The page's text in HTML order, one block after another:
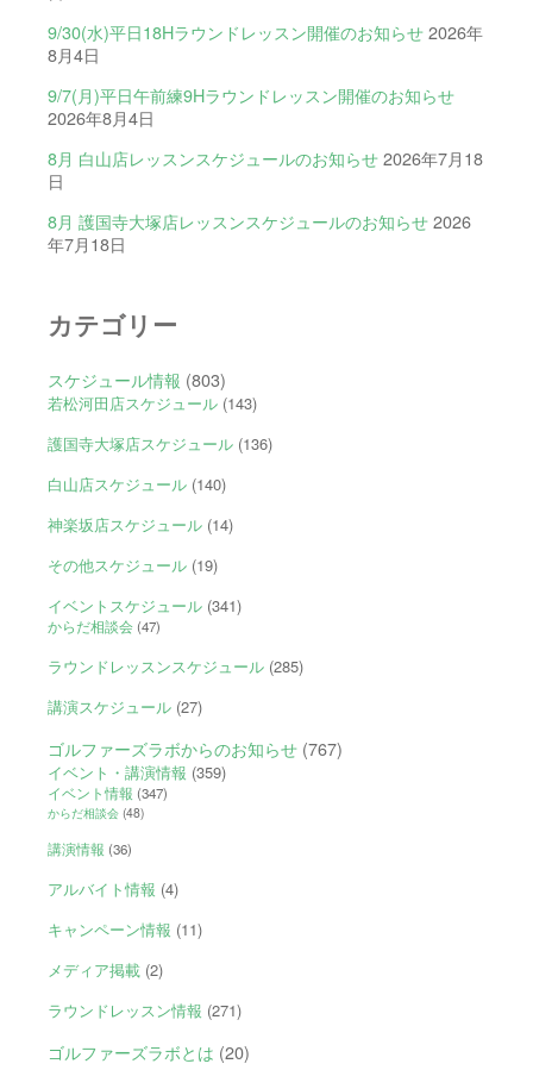
9/30(水)平日18Hラウンドレッスン開催のお知らせ 2026年
8月4日
9/7(月)平日午前練9Hラウンドレッスン開催のお知らせ
2026年8月4日
8月 白山店レッスンスケジュールのお知らせ 2026年7月18
日
8月 護国寺大塚店レッスンスケジュールのお知らせ 2026
年7月18日
カテゴリー
スケジュール情報 (803)
若松河田店スケジュール(143)
護国寺大塚店スケジュール(136)
白山店スケジュール(140)
神楽坂店スケジュール(14)
その他スケジュール(19)
イベントスケジュール(341)
からだ相談会(47)
ラウンドレッスンスケジュール(285)
講演スケジュール(27)
ゴルファーズラボからのお知らせ(767)
イベント・講演情報 (359)
イベント情報 (347)
からだ相談会(48)
講演情報 (36)
アルバイト情報 (4)
キャンペーン情報 (11)
メディア掲載(2)
ラウンドレッスン情報 (271)
ゴルファーズラボとは (20)